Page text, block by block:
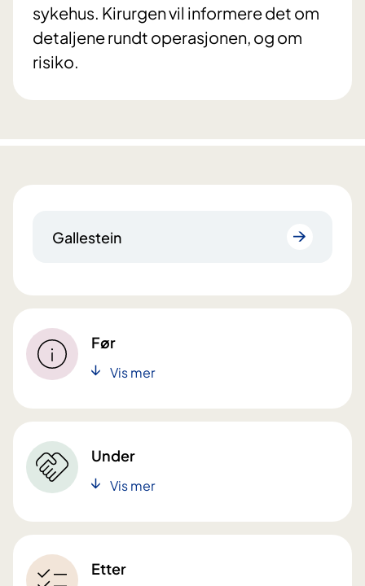
sykehus. Kirurgen vil informere det om
detaljene rundt operasjonen, og om
risiko.
Gallestein
Før
Vis mer
Under
Vis mer
Etter